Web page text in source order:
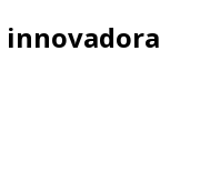
innovadora